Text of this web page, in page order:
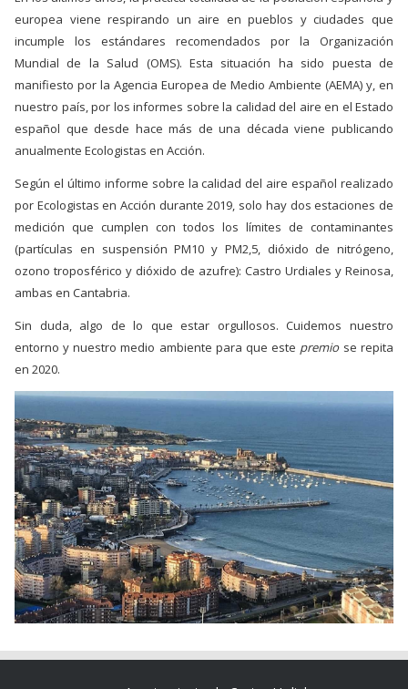
europea viene respirando un aire en pueblos y ciudades que
incumple los estándares recomendados por la Organización
Mundial de la Salud (OMS). Esta situación ha sido puesta de
manifiesto por la Agencia Europea de Medio Ambiente (AEMA) y, en
nuestro país, por los informes sobre la calidad del aire en el Estado
español que desde hace más de una década viene publicando
anualmente Ecologistas en Acción.
Según el último informe sobre la calidad del aire español realizado
por Ecologistas en Acción durante 2019, solo hay dos estaciones de
medición que cumplen con todos los límites de contaminantes
(partículas en suspensión PM10 y PM2,5, dióxido de nitrógeno,
ozono troposférico y dióxido de azufre): Castro Urdiales y Reinosa,
ambas en Cantabria.
Sin duda, algo de lo que estar orgullosos. Cuidemos nuestro
entorno y nuestro medio ambiente para que este premiose repita
en 2020.